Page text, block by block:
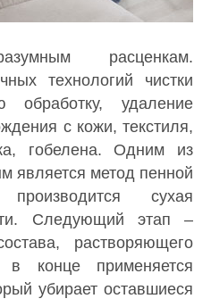
расценкам.
технологий чистки
обработку, удаление
с кожи, текстиля,
гобелена. Одним из
является метод пенной
сухая
Следующий этап –
растворяющего
конце применяется
убирает оставшиеся